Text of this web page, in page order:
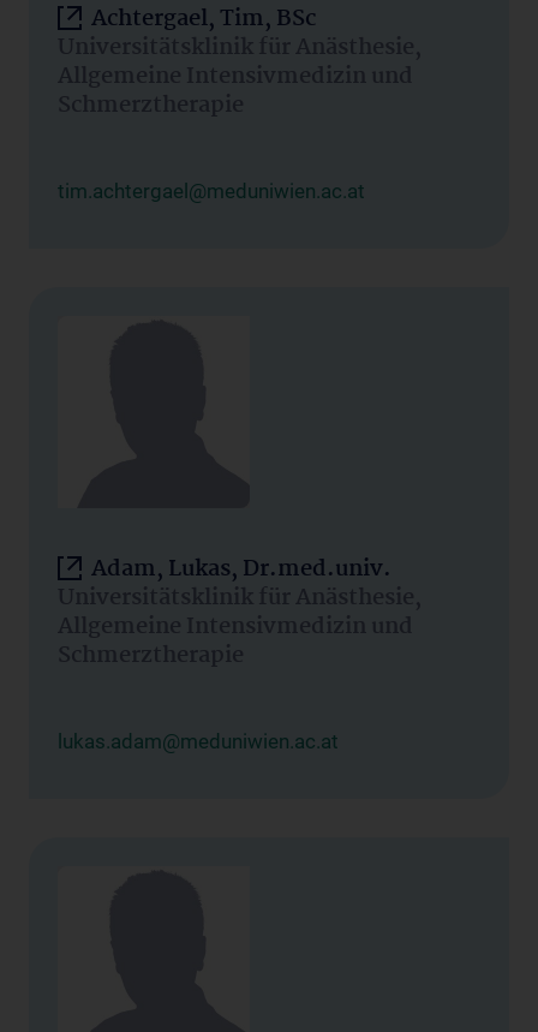
Achtergael, Tim, BSc
Universitätsklinik für Anästhesie,
Allgemeine Intensivmedizin und
Schmerztherapie
tim.achtergael@meduniwien.ac.at
Adam, Lukas, Dr.med.univ.
Universitätsklinik für Anästhesie,
Allgemeine Intensivmedizin und
Schmerztherapie
lukas.adam@meduniwien.ac.at